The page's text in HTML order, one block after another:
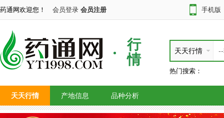
药通网欢迎您！ 会员登录 会员注册 手机版
行
情
天天行情
热门搜索：
天天行情 产地信息 品种分析